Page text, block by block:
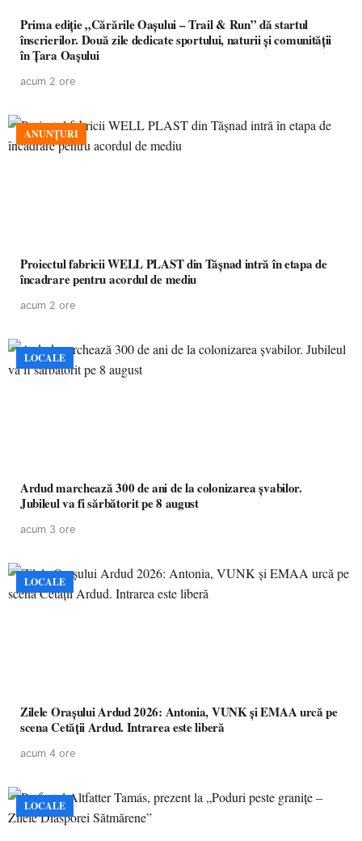
Prima ediție „Cărările Oașului – Trail & Run” dă startul
înscrierilor. Două zile dedicate sportului, naturii și comunității
în Țara Oașului
acum 2 ore
ANUNȚURI
Proiectul fabricii WELL PLAST din Tășnad intră în etapa de
încadrare pentru acordul de mediu
acum 2 ore
LOCALE
Ardud marchează 300 de ani de la colonizarea șvabilor.
Jubileul va fi sărbătorit pe 8 august
acum 3 ore
LOCALE
Zilele Orașului Ardud 2026: Antonia, VUNK și EMAA urcă pe
scena Cetății Ardud. Intrarea este liberă
acum 4 ore
LOCALE